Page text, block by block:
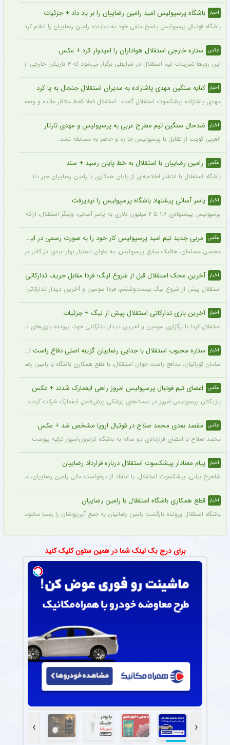
اخبار باشگاه پرسپولیس امید رامین رضاییان را بر باد داد + جزئیات
باشگاه فوتبال پرسپولیس پاسخ منفی خود به نماینده رامین رضاییان را اعلام کرد.
عکس ستاره خارجی استقلال هواداران را امیدوار کرد + عکس
این روزها تمرینات تیم استقلال در شرایطی برگزار می‌شود که ۳ بازیکن خارجی این تیم با قدرت در کنار دیگر بازیکنان داخلی استقلال مشغول تمرین کردن هستند.
اخبار کنایه سنگین مهدی پاشازاده به مدیران استقلال جنجال به پا کرد
مهدی پاشازاده پیشکسوت استقلال گفت : استقلال فعلا فقط منتظر مانده و وضعیت
اخبار ضدحال سنگین تیم مطرح عربی به پرسپولیس و مهدی تارتار
العربی کویت از تقابل با پرسپولیس جا زد و حاضر به مسابقه نشد.
عکس رامین رضاییان با استقلال به خط پایان رسید + سند
باشگاه استقلال با انتشار اطلاعیه‌ای از پایان همکاری با رامین رضاییان خبر داد.
اخبار یاسر آسانی پیشنهاد باشگاه پرسپولیس را نپذیرفت
پرسپولیس پیشنهادی ۱.۷ تا ۲ میلیون دلاری به یاسر آسانی، وینگر استقلال، ارائه کرد، اما او نپذیرفت. آسانی تأکید کرد در فوتبال ایران فقط برای استقلال بازی خواهد کرد.
عکس مربی جدید تیم امید پرسپولیس کار خود را به صورت رسمی در این باشگاه آغاز کرد + عکس
محسن مسلمان، هافبک سابق پرسپولیس، به عنوان دستیار بهار عبدی در کادر مربیگری
اخبار آخرین محک استقلال قبل از شروع لیگ؛ فردا مقابل حریف تدارکاتی
استقلال پیش از شروع لیگ بیست‌وششم، فردا سومین و آخرین دیدار تدارکاتی خود را
اخبار آخرین بازی تدارکاتی استقلال پیش از لیگ + جزئیات
استقلال فردا با برگزاری سومین و آخرین دیدار تدارکاتی خود، پرونده بازی‌های
اخبار ستاره محبوب استقلال با جدایی رضاییان گزینه اصلی دفاع راست این تیم
سامان تورانیان، مدافع راست جوان استقلال، با قطع همکاری باشگاه با رامین رضاییان،
عکس اعضای تیم فوتبال پرسپولیس امروز راهی ایفمارک شدند + عکس
بازیکنان پرسپولیس امروز در تست‌های پزشکی پیش‌فصل ایفمارک شرکت کردند. این
عکس مقصد بعدی محمد صلاح در فوتبال اروپا مشخص شد + عکس
محمد صلاح با امضای قراردادی دو ساله به باشگاه ترابزون‌اسپور ترکیه پیوست.
اخبار پیام معنادار پیشکسوت استقلال درباره قرارداد رضاییان
شاهرخ بیانی، پیشکسوت استقلال، با انتقاد از درخواست مالی رامین رضاییان، مدعی
اخبار قطع همکاری باشگاه استقلال با رامین رضاییان
باشگاه استقلال پرونده بازگشت رامین رضائیان به جمع آبی‌پوشان را رسما مختومه اعلام
برای درج بک لینک شما در همین ستون کلیک کنید
‹
›